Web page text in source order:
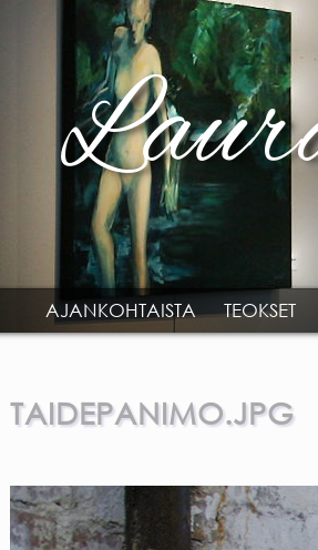
AJANKOHTAISTA TEOKSET
TAIDEPANIMO.JPG